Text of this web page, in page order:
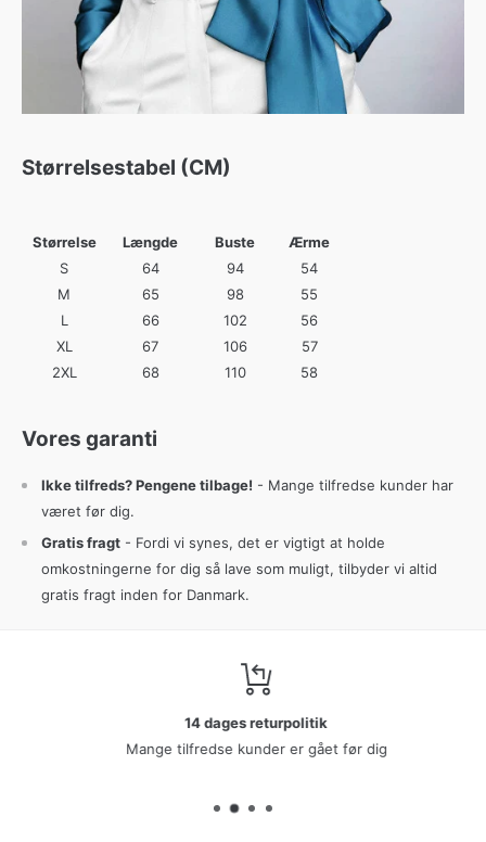
Størrelsestabel (CM)
Størrelse Længde Buste
Ærme
S
64 94
54
M
65 98
55
L
66 102
56
XL
67 106
57
2XL
68 110 58
Vores garanti
Ikke tilfreds? Pengene tilbage! - Mange tilfredse kunder har
været før dig.
Gratis fragt - Fordi vi synes, det er vigtigt at holde
omkostningerne for dig så lave som muligt, tilbyder vi altid
gratis fragt inden for Danmark.
14 dages returpolitik
Mange tilfredse kunder er gået før dig